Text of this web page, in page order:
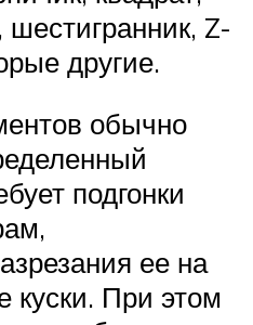
шестигранник, Z-
другие.
обычно
подгонки
ее на
куски. При этом